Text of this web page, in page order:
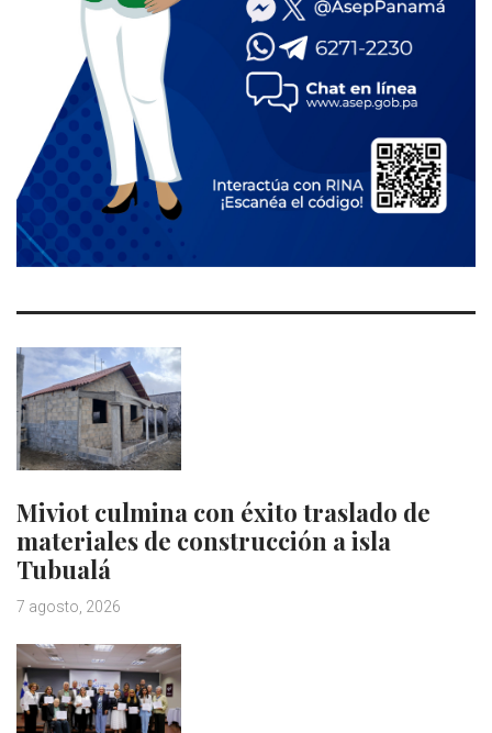
Miviot culmina con éxito traslado de
materiales de construcción a isla
Tubualá
7 agosto, 2026